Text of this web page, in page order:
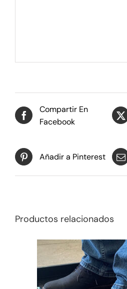
Compartir En
Facebook
Añadir a Pinterest
Productos relacionados